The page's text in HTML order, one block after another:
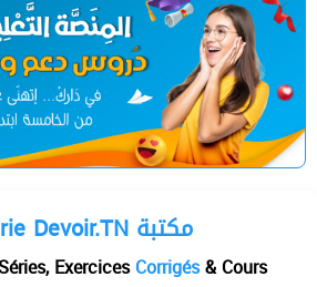
Librairie Devoir.TN مكتبة
ExercicesCorrigés& Cours